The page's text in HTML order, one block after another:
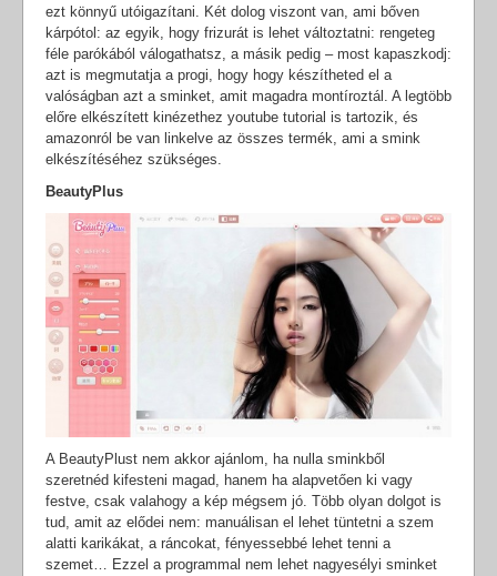
ezt könnyű utóigazítani. Két dolog viszont van, ami bőven
kárpótol: az egyik, hogy frizurát is lehet változtatni: rengeteg
féle parókából válogathatsz, a másik pedig – most kapaszkodj:
azt is megmutatja a progi, hogy hogy készítheted el a
valóságban azt a sminket, amit magadra montíroztál. A legtöbb
előre elkészített kinézethez youtube tutorial is tartozik, és
amazonról be van linkelve az összes termék, ami a smink
elkészítéséhez szükséges.
BeautyPlus
A BeautyPlust nem akkor ajánlom, ha nulla sminkből
szeretnéd kifesteni magad, hanem ha alapvetően ki vagy
festve, csak valahogy a kép mégsem jó. Több olyan dolgot is
tud, amit az elődei nem: manuálisan el lehet tüntetni a szem
alatti karikákat, a ráncokat, fényessebbé lehet tenni a
szemet… Ezzel a programmal nem lehet nagyesélyi sminket